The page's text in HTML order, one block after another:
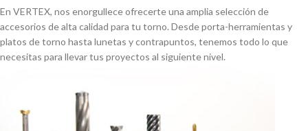
En VERTEX, nos enorgullece ofrecerte una amplia selección de
accesorios de alta calidad para tu torno. Desde porta-herramientas y
platos de torno hasta lunetas y contrapuntos, tenemos todo lo que
necesitas para llevar tus proyectos al siguiente nivel.